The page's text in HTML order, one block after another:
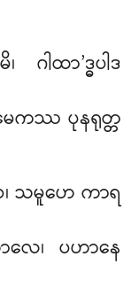
ါထာ’ဒ္ဓပါဒ
ေကဿ ပုနရုတ္တ
သမူဟေ ကာရ
ေ၊ ပဟာနေ